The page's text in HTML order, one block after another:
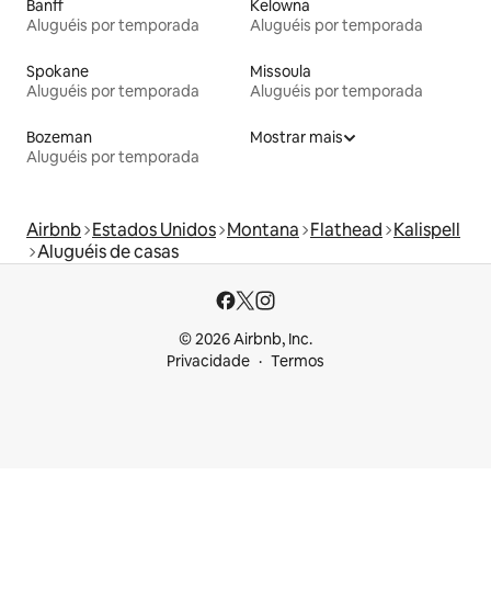
Banff
Aluguéis por temporada
Kelowna
Aluguéis por temporada
Spokane
Aluguéis por temporada
Missoula
Aluguéis por temporada
Bozeman
Aluguéis por temporada
Mostrar mais
Airbnb Estados Unidos Montana Flathead Kalispell
Aluguéis de casas
© 2026 Airbnb, Inc.
Privacidade
Termos